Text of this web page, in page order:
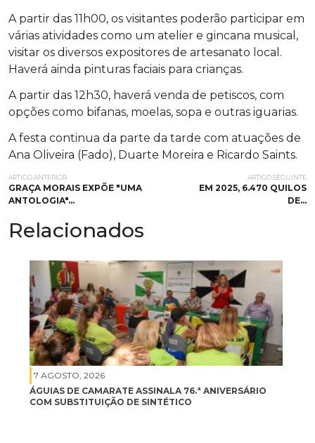
A partir das 11h00, os visitantes poderão participar em
várias atividades como um atelier e gincana musical,
visitar os diversos expositores de artesanato local.
Haverá ainda pinturas faciais para crianças.
A partir das 12h30, haverá venda de petiscos, com
opções como bifanas, moelas, sopa e outras iguarias.
A festa continua da parte da tarde com atuações de
Ana Oliveira (Fado), Duarte Moreira e Ricardo Saints.
ARTIGO ANTERIOR
GRAÇA MORAIS EXPÕE "UMA
ANTOLOGIA"…
ARTIGO SEGUINTE
EM 2025, 6.470 QUILOS
DE…
Relacionados
7 AGOSTO, 2026
ÁGUIAS DE CAMARATE ASSINALA 76.ª ANIVERSÁRIO
COM SUBSTITUIÇÃO DE SINTÉTICO